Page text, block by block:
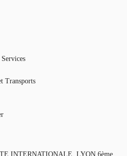
Transports
INTERNATIONALE, LYON 6ème